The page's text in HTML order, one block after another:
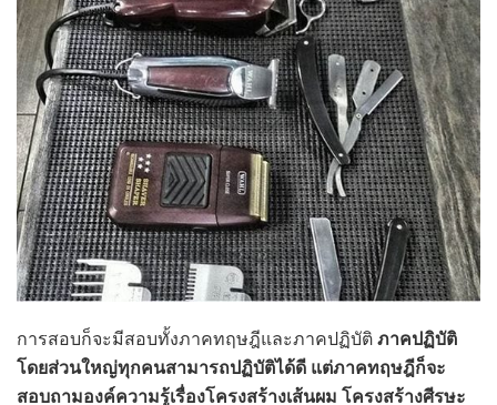
การสอบก็จะมีสอบทั้งภาคทฤษฎีและภาคปฏิบัติภาคปฏิบัติ
โดยส่วนใหญ่ทุกคนสามารถปฏิบัติได้ดี แต่ภาคทฤษฎีก็จะ
สอบถามองค์ความรู้เรื่องโครงสร้างเส้นผม โครงสร้างศีรษะ